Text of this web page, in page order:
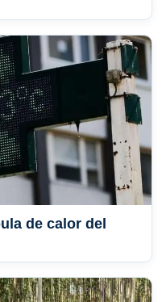
de calor del